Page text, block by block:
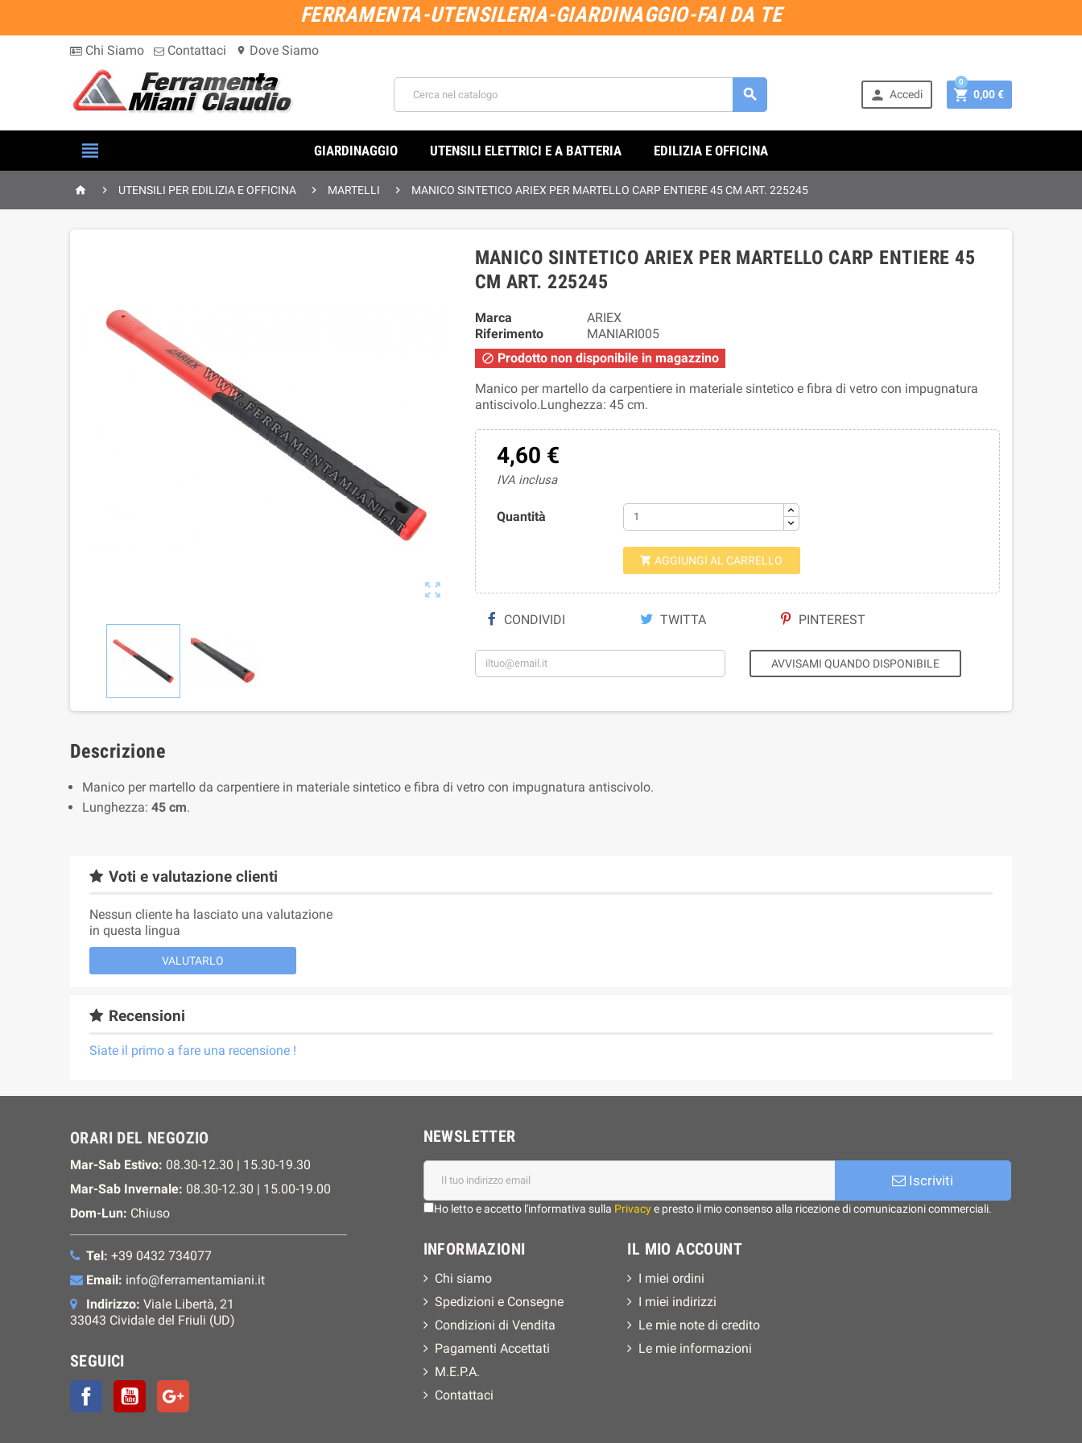
FERRAMENTA-UTENSILERIA-GIARDINAGGIO-FAI DA TE
Chi Siamo Contattaci location_on Dove Siamo
  Accedi  0,00 €
0
 GIARDINAGGIO UTENSILI ELETTRICI E A BATTERIA EDILIZIA E OFFICINA
  UTENSILI PER EDILIZIA E OFFICINA  MARTELLI  MANICO SINTETICO ARIEX PER MARTELLO CARP ENTIERE 45 CM ART. 225245

MANICO SINTETICO ARIEX PER MARTELLO CARP ENTIERE 45
CM ART. 225245
Marca
ARIEX
Riferimento
MANIARI005
 Prodotto non disponibile in magazzino
Manico per martello da carpentiere in materiale sintetico e fibra di vetro con impugnatura
antiscivolo.Lunghezza: 45 cm.
4,60 €
IVA inclusa
Quantità
 AGGIUNGI AL CARRELLO
CONDIVIDI TWITTA PINTEREST
AVVISAMI QUANDO DISPONIBILE
Descrizione
Manico per martello da carpentiere in materiale sintetico e fibra di vetro con impugnatura antiscivolo.
Lunghezza: 45 cm.
Voti e valutazione clienti
Nessun cliente ha lasciato una valutazione
in questa lingua
VALUTARLO
Recensioni
Siate il primo a fare una recensione !
ORARI DEL NEGOZIO
Mar-Sab Estivo: 08.30-12.30 | 15.30-19.30
Mar-Sab Invernale: 08.30-12.30 | 15.00-19.00
Dom-Lun: Chiuso
Tel: +39 0432 734077
Email: info@ferramentamiani.it
Indirizzo: Viale Libertà, 21
33043 Cividale del Friuli (UD)
SEGUICI
FacebookYouTube
NEWSLETTER
Iscriviti
Ho letto e accetto l'informativa sulla Privacye presto il mio consenso alla ricezione di comunicazioni commerciali.
INFORMAZIONI
Chi siamo
Spedizioni e Consegne
Condizioni di Vendita
Pagamenti Accettati
M.E.P.A.
Contattaci
IL MIO ACCOUNT
I miei ordini
I miei indirizzi
Le mie note di credito
Le mie informazioni